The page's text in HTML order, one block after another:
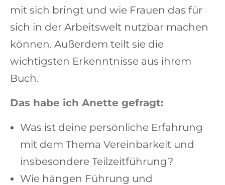
mit sich bringt und wie Frauen das für
sich in der Arbeitswelt nutzbar machen
können. Außerdem teilt sie die
wichtigsten Erkenntnisse aus ihrem
Buch.
Das habe ich Anette gefragt:
Was ist deine persönliche Erfahrung
mit dem Thema Vereinbarkeit und
insbesondere Teilzeitführung?
Wie hängen Führung und